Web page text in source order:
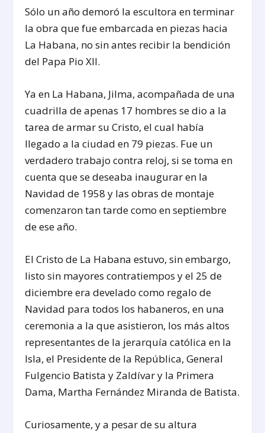
Sólo un año demoró la escultora en terminar
la obra que fue embarcada en piezas hacia
La Habana, no sin antes recibir la bendición
del Papa Pio XII.
Ya en La Habana, Jilma, acompañada de una
cuadrilla de apenas 17 hombres se dio a la
tarea de armar su Cristo, el cual había
llegado a la ciudad en 79 piezas. Fue un
verdadero trabajo contra reloj, si se toma en
cuenta que se deseaba inaugurar en la
Navidad de 1958 y las obras de montaje
comenzaron tan tarde como en septiembre
de ese año.
El Cristo de La Habana estuvo, sin embargo,
listo sin mayores contratiempos y el 25 de
diciembre era develado como regalo de
Navidad para todos los habaneros, en una
ceremonia a la que asistieron, los más altos
representantes de la jerarquía católica en la
Isla, el Presidente de la República, General
Fulgencio Batista y Zaldívar y la Primera
Dama, Martha Fernández Miranda de Batista.
Curiosamente, y a pesar de su altura